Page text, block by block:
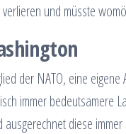
und müsste
der NATO, eine
immer bedeutsamere
diese